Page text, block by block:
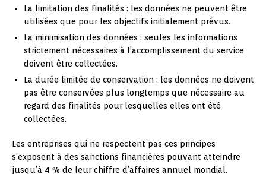
La limitation des finalités : les données ne peuvent être
utilisées que pour les objectifs initialement prévus.
La minimisation des données : seules les informations
strictement nécessaires à l’accomplissement du service
doivent être collectées.
La durée limitée de conservation : les données ne doivent
pas être conservées plus longtemps que nécessaire au
regard des finalités pour lesquelles elles ont été
collectées.
Les entreprises qui ne respectent pas ces principes
s’exposent à des sanctions financières pouvant atteindre
jusqu’à 4 % de leur chiffre d’affaires annuel mondial.